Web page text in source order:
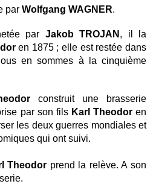
par Wolfgang WAGNER.
par Jakob TROJAN , il la
en 1875 ; elle est restée dans
en sommes à la cinquième
construit une brasserie
par son fils Karl Theodoren
les deux guerres mondiales et
qui ont suivi.
Theodor prend la relève. A son